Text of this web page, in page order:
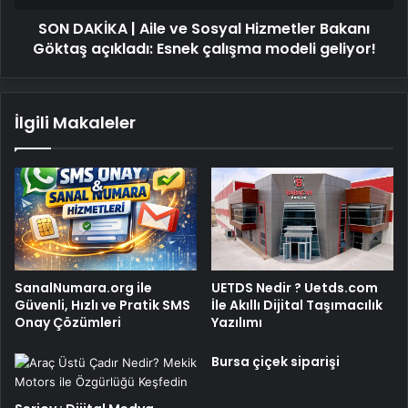
açıkladı:
Esnek
SON DAKİKA | Aile ve Sosyal Hizmetler Bakanı
Göktaş açıkladı: Esnek çalışma modeli geliyor!
İlgili Makaleler
SanalNumara.org ile
Güvenli, Hızlı ve Pratik SMS
Onay Çözümleri
UETDS Nedir ? Uetds.com
İle Akıllı Dijital Taşımacılık
Yazılımı
Bursa çiçek siparişi